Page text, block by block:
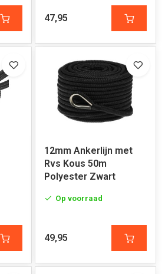
47,95
12mm Ankerlijn met
Rvs Kous 50m
Polyester Zwart
Op voorraad
49,95